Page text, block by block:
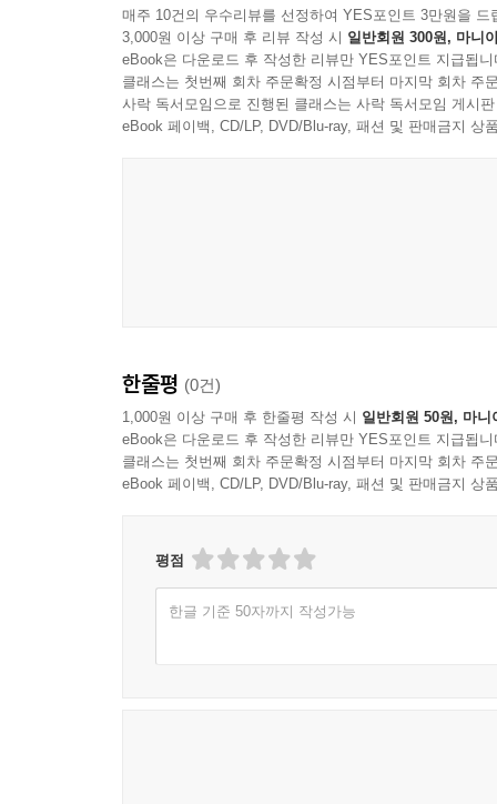
2026년 5월
홍형철 변호사 드림
매주 10건의 우수리뷰를 선정하여 YES포인트 3만원을 드
3,000원 이상 구매 후 리뷰 작성 시 일반회원 300원, 마니
eBook은 다운로드 후 작성한 리뷰만 YES포인트 지급됩니
클래스는 첫번째 회차 주문확정 시점부터 마지막 회차 주
사락 독서모임으로 진행된 클래스는 사락 독서모임 게시
eBook 페이백, CD/LP, DVD/Blu-ray, 패션 및 판매금지 상
한줄평 (0건)
1,000원 이상 구매 후 한줄평 작성 시 일반회원 50원, 마니
eBook은 다운로드 후 작성한 리뷰만 YES포인트 지급됩니
클래스는 첫번째 회차 주문확정 시점부터 마지막 회차 주
eBook 페이백, CD/LP, DVD/Blu-ray, 패션 및 판매금지 상
평점
한글 기준 50자까지 작성가능